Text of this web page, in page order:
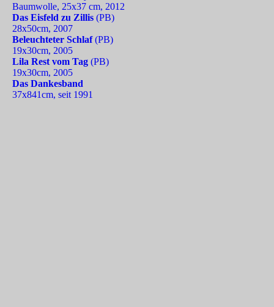
Baumwolle, 25x37 cm, 2012
Das Eisfeld zu Zillis (PB)
28x50cm, 2007
Beleuchteter Schlaf(PB)
19x30cm, 2005
Lila Rest vom Tag (PB)
19x30cm, 2005
Das Dankesband
37x841cm, seit 1991